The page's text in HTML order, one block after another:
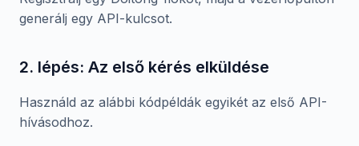
generálj egy API-kulcsot.
2. lépés: Az első kérés elküldése
Használd az alábbi kódpéldák egyikét az első API-
hívásodhoz.